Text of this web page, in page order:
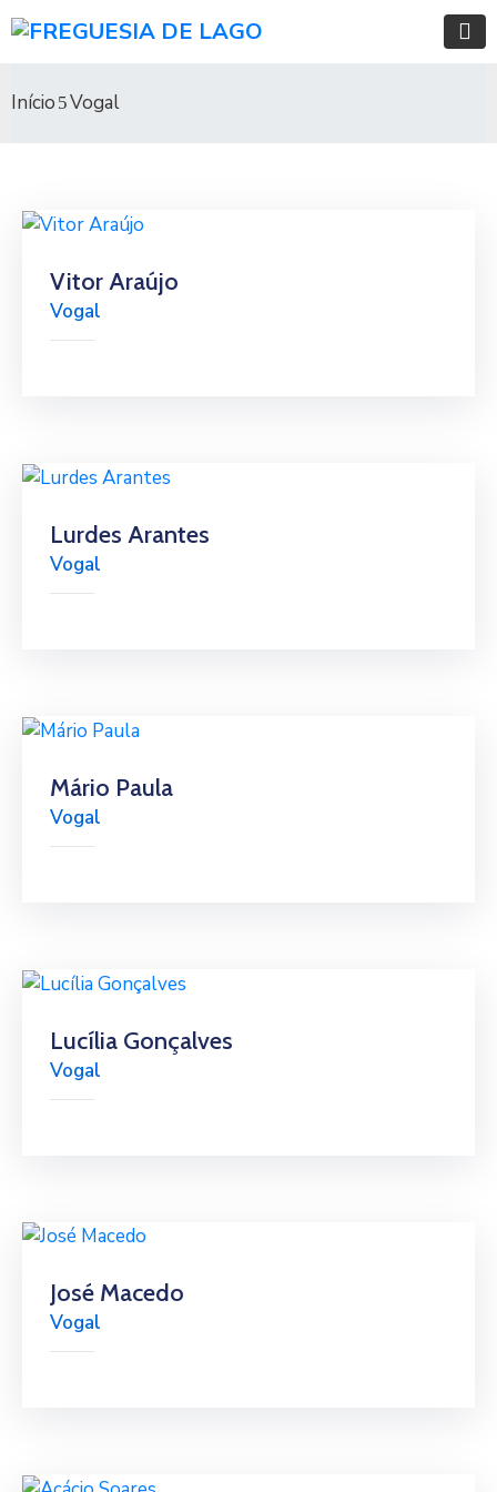
Início Vogal
Vitor Araújo
Vogal
Lurdes Arantes
Vogal
Mário Paula
Vogal
Lucília Gonçalves
Vogal
José Macedo
Vogal